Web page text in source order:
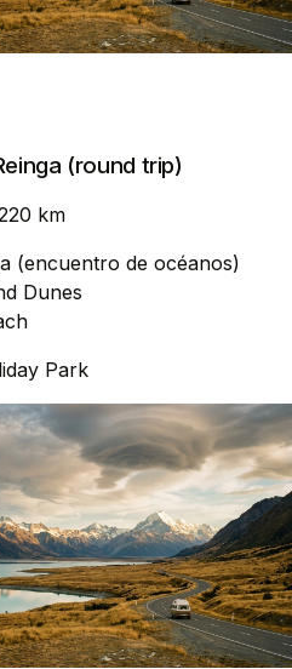
(round trip)
km
(encuentro de océanos)
Dunes
Park